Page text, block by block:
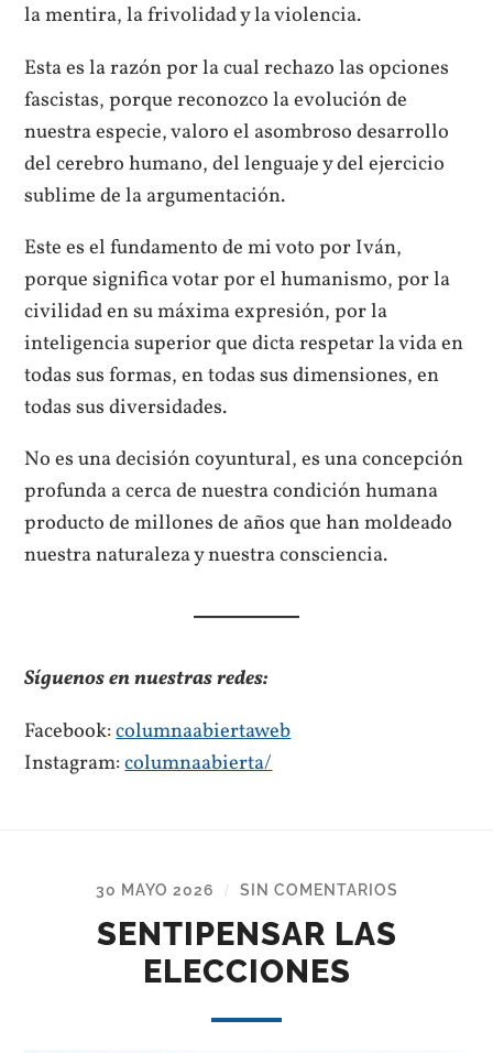
la mentira, la frivolidad y la violencia.
Esta es la razón por la cual rechazo las opciones
fascistas, porque reconozco la evolución de
nuestra especie, valoro el asombroso desarrollo
del cerebro humano, del lenguaje y del ejercicio
sublime de la argumentación.
Este es el fundamento de mi voto por Iván,
porque significa votar por el humanismo, por la
civilidad en su máxima expresión, por la
inteligencia superior que dicta respetar la vida en
todas sus formas, en todas sus dimensiones, en
todas sus diversidades.
No es una decisión coyuntural, es una concepción
profunda a cerca de nuestra condición humana
producto de millones de años que han moldeado
nuestra naturaleza y nuestra consciencia.
Síguenos en nuestras redes:
Facebook:columnaabiertaweb
Instagram:columnaabierta/
30 MAYO 2026 / SIN COMENTARIOS
SENTIPENSAR LAS
ELECCIONES